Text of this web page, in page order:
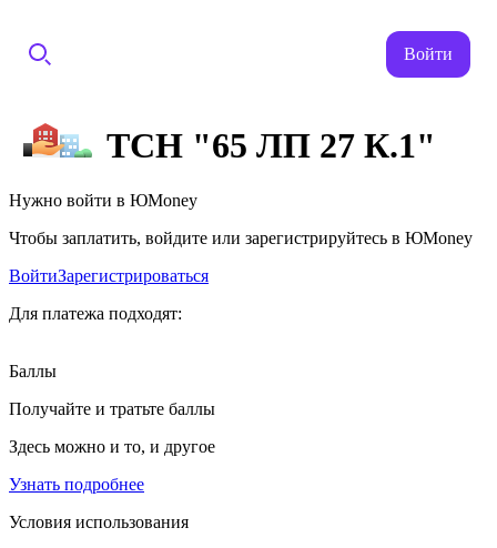
Войти
ТСН "65 ЛП 27 К.1"
Нужно войти в ЮMoney
Чтобы заплатить, войдите или зарегистрируйтесь в ЮMoney
ВойтиЗарегистрироваться
Для платежа подходят:
Баллы
Получайте и тратьте баллы
Здесь можно и то, и другое
Узнать подробнее
Условия использования